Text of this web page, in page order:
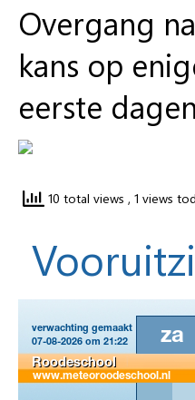
Overgang
kans op
eerste
10 total views , 1 views